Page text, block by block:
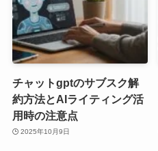
チャットgptのサブスク解
約方法とAIライティング活
用時の注意点
2025年10月9日